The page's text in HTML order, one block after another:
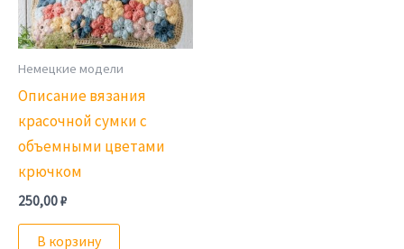
Немецкие модели
Описание вязания
красочной сумки с
объемными цветами
крючком
250,00₽
В корзину